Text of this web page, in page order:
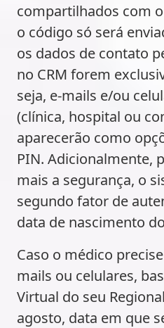
compartilhados com
o código só será
os dados de contato
no CRM forem
seja, e-mails e/ou
(clínica, hospital ou
aparecerão como
PIN. Adicionalmente,
mais a segurança, o
segundo fator de
data de nascimento
Caso o médico
mails ou celulares,
Virtual do seu
agosto, data em que